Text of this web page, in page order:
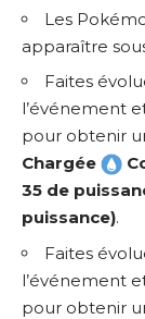
Les
apparaître
Faites
l’événement
pour obtenir
Chargée
35 de
puissance).
Faites
l’événement
pour obtenir